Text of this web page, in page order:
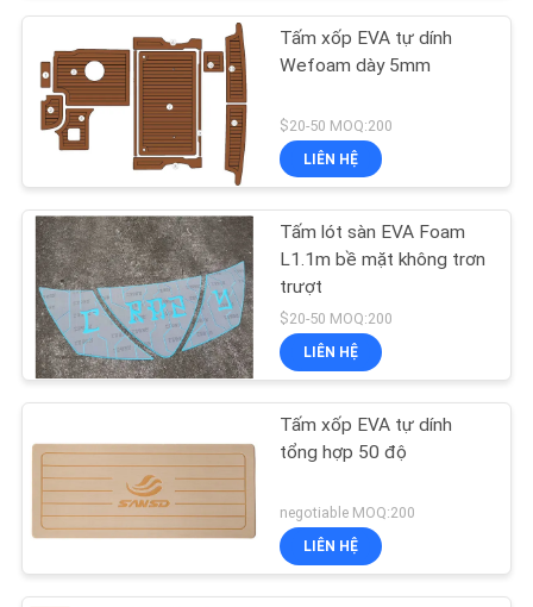
THAM
QUAN
NHÀ
KIỂM
SOÁT
CHẤT
LƯỢNG
LIÊN
CHÚNG
TÔI
Tấm xốp EVA
Lớp bọt biển
15
Tấm xốp EVA tự dính
Wefoam dày 5mm
$20-50 MOQ:200
LIÊN HỆ
Tấm lót sàn EVA Foam
L1.1m bề mặt không trơn
trượt
$20-50 MOQ:200
LIÊN HỆ
Tấm xốp EVA tự dính
tổng hợp 50 độ
negotiable MOQ:200
LIÊN HỆ